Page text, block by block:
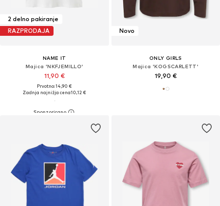
2 delno pakiranje
RAZPRODAJA
NAME IT
Majica 'NKFJEMILLO'
11,90 €
Prvotno: 14,90 €
Zadnja najnižja cena10,12 €
Novo
ONLY GIRLS
Majica 'KOGSCARLETT'
19,90 €